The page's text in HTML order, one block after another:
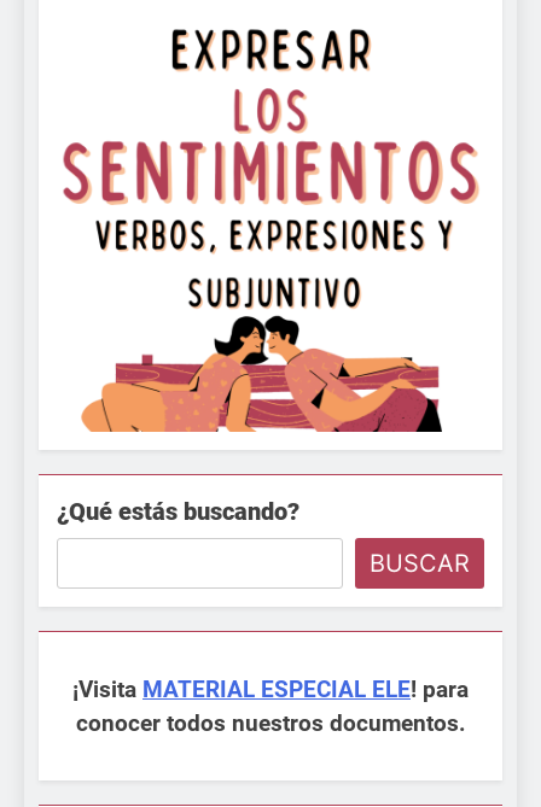
¿Qué estás buscando?
BUSCAR
¡Visita MATERIAL ESPECIAL ELE! para
conocer todos nuestros documentos.